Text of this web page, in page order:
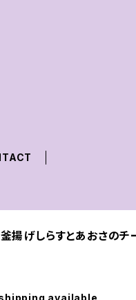
揚げしらすとあおさのチ
available